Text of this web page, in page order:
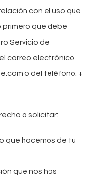
con el uso que
primero que debe
Servicio de
correo electrónico
o del teléfono: +
a solicitar:
que hacemos de tu
que nos has